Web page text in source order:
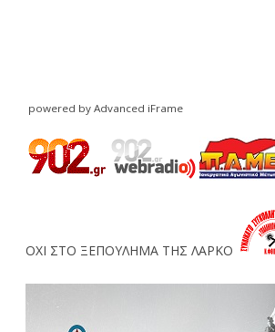
powered by Advanced iFrame
ΟΧΙ ΣΤΟ ΞΕΠΟΥΛΗΜΑ ΤΗΣ ΛΑΡΚΟ